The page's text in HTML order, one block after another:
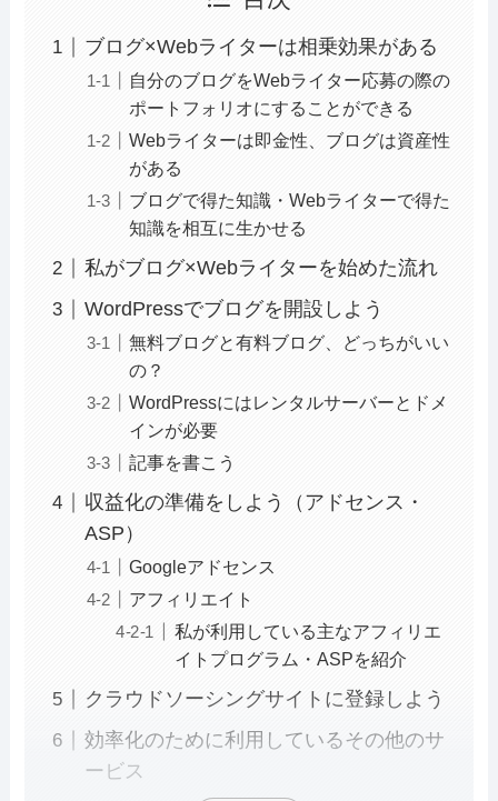
ブログ×Webライターは相乗効果がある
自分のブログをWebライター応募の際の
ポートフォリオにすることができる
Webライターは即金性、ブログは資産性
がある
ブログで得た知識・Webライターで得た
知識を相互に生かせる
私がブログ×Webライターを始めた流れ
WordPressでブログを開設しよう
無料ブログと有料ブログ、どっちがいい
の？
WordPressにはレンタルサーバーとドメ
インが必要
記事を書こう
収益化の準備をしよう（アドセンス・
ASP）
Googleアドセンス
アフィリエイト
私が利用している主なアフィリエ
イトプログラム・ASPを紹介
クラウドソーシングサイトに登録しよう
効率化のために利用しているその他のサ
ービス